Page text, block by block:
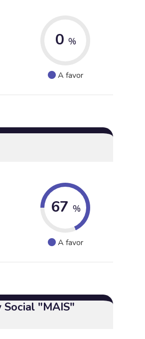
0 %
A favor
67 %
A favor
"MAIS"